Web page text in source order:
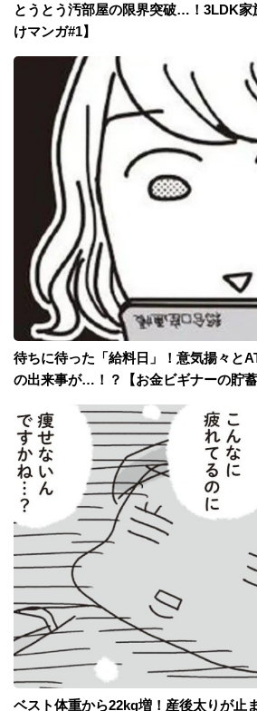
とうとう汚部屋の限界突破…！3LDK家
けマンガ#1】
待ちに待った「給料日」！意気揚々と
の出来事が…！？【お金ビギナーの貯蓄
ベスト体重から22kg増！産後太りが止